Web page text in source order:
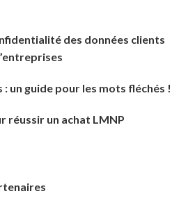
des données clients
un guide pour les mots fléchés !
réussir un achat LMNP